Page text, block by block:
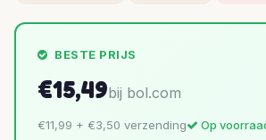
BESTE PRIJS
€15,49bij bol.com
€11,99 + €3,50 verzending Op